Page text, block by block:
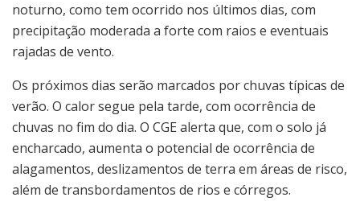
noturno, como tem ocorrido nos últimos dias, com
precipitação moderada a forte com raios e eventuais
rajadas de vento.
Os próximos dias serão marcados por chuvas típicas de
verão. O calor segue pela tarde, com ocorrência de
chuvas no fim do dia. O CGE alerta que, com o solo já
encharcado, aumenta o potencial de ocorrência de
alagamentos, deslizamentos de terra em áreas de risco,
além de transbordamentos de rios e córregos.